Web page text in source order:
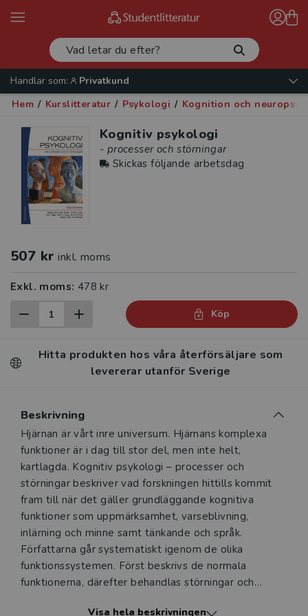
Handlar som:
Privatkund
Hem / Kurslitteratur / Psykologi / Kognition och
Kognitiv psykologi
- processer och störningar
Skickas följande arbetsdag
507 kr inkl. moms
Exkl. moms: 478 kr
Köp
Hitta produkten hos våra återförsäljare som
levererar utanför Sverige
Beskrivning
Beskrivning
Hjärnan är vårt inre universum. Hjärnans komplexa
funktioner är i dag till stor del, men inte helt,
kartlagda. Kognitiv psykologi – processer och
störningar beskriver vad forskningen hittills kommit
fram till när det gäller grundläggande kognitiva
funktioner som uppmärksamhet, varseblivning,
inlärning och minne samt tänkande och språk.
Författarna går systematiskt igenom de olika
funktionssystemen. Först beskrivs de normala
funktionerna, därefter behandlas störningar och
Visa hela beskrivningen